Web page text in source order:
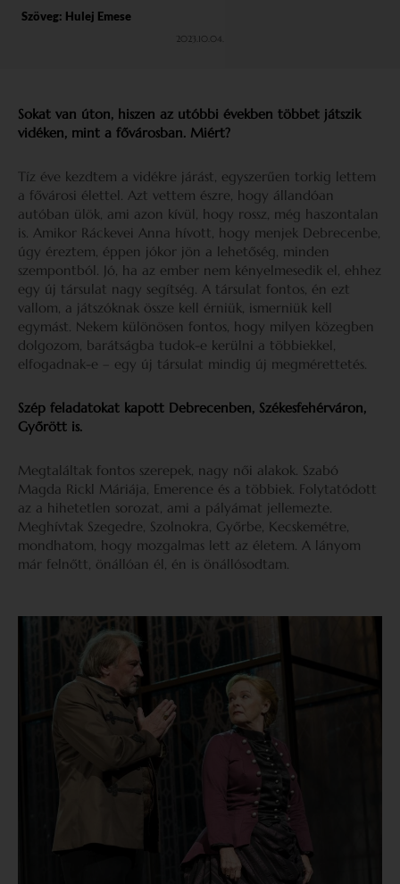
Szöveg: Hulej Emese
2023.10.04.
Sokat van úton, hiszen az utóbbi években többet játszik
vidéken, mint a fővárosban. Miért?
Tíz éve kezdtem a vidékre járást, egyszerűen torkig lettem
a fővárosi élettel. Azt vettem észre, hogy állandóan
autóban ülök, ami azon kívül, hogy rossz, még haszontalan
is. Amikor Ráckevei Anna hívott, hogy menjek Debrecenbe,
úgy éreztem, éppen jókor jön a lehetőség, minden
szempontból. Jó, ha az ember nem kényelmesedik el, ehhez
egy új társulat nagy segítség. A társulat fontos, én ezt
vallom, a játszóknak össze kell érniük, ismerniük kell
egymást. Nekem különösen fontos, hogy milyen közegben
dolgozom, barátságba tudok-e kerülni a többiekkel,
elfogadnak-e – egy új társulat mindig új megmérettetés.
Szép feladatokat kapott Debrecenben, Székesfehérváron,
Győrött is.
Megtaláltak fontos szerepek, nagy női alakok. Szabó
Magda Rickl Máriája, Emerence és a többiek. Folytatódott
az a hihetetlen sorozat, ami a pályámat jellemezte.
Meghívtak Szegedre, Szolnokra, Győrbe, Kecskemétre,
mondhatom, hogy mozgalmas lett az életem. A lányom
már felnőtt, önállóan él, én is önállósodtam.